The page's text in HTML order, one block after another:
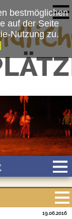
19.06.2016
bestmöglichen
auf der Seite
Nutzung zu.